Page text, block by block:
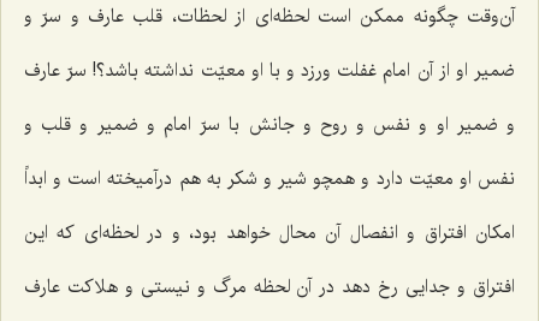
آن‌وقت چگونه ممکن است لحظه‌ای از لحظات، قلب عارف و سرّ و
ضمیر او از آن امام غفلت ورزد و با او معیّت نداشته باشد؟! سرّ عارف
و ضمیر او و نفس و روح و جانش با سرّ امام و ضمیر و قلب و
نفس او معیّت دارد و همچو شیر و شکر به هم درآمیخته است و ابداً
امکان افتراق و انفصال آن محال خواهد بود، و در لحظه‌ای که این
افتراق و جدایی رخ دهد در آن لحظه مرگ و نیستی و هلاکت عارف